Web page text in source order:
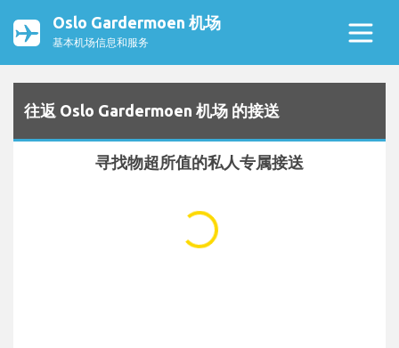
Oslo Gardermoen 机场
基本机场信息和服务
往返 Oslo Gardermoen 机场 的接送
寻找物超所值的私人专属接送
...